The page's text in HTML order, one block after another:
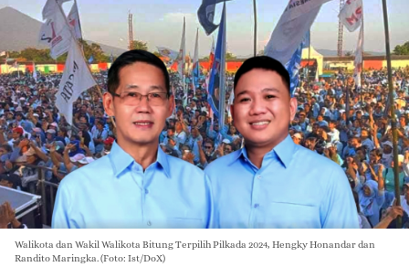
Walikota dan Wakil Walikota Bitung Terpilih Pilkada 2024, Hengky Honandar dan
Randito Maringka. (Foto: Ist/DoX)